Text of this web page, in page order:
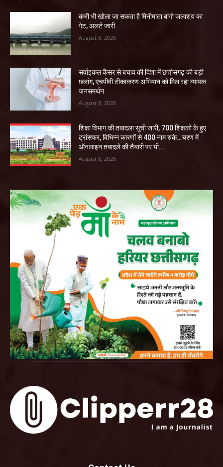
कभी भी खोला जा सकता है मिनीमाता बांगो जलाशय का
गेट, अलर्ट जारी
August 8, 2026
सर्वाइकल कैंसर से बचाव की दिशा में छत्तीसगढ़ की बड़ी
छलांग, एचपीवी टीकाकरण अभियान को मिल रहा व्यापक
जनसमर्थन
August 8, 2026
शिक्षा विभाग की तबादला सूची जारी, 700 शिक्षको के हुए
ट्रांसफर, विभिन्न कारणों से 400 नाम रुके…चरण में
ऑनलाइन तबादले की तैयारी पर भी...
August 8, 2026